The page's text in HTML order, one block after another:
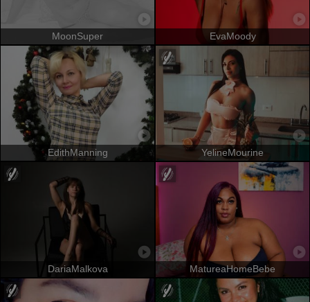
MoonSuper EvaMoody
EdithManning YelineMourine
DariaMalkova MatureaHomeBebe